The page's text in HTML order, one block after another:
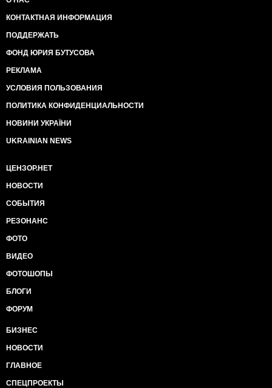
КОНТАКТНАЯ ИНФОРМАЦИЯ
ПОДДЕРЖАТЬ
ФОНД ЮРИЯ БУТУСОВА
РЕКЛАМА
УСЛОВИЯ ПОЛЬЗОВАНИЯ
ПОЛИТИКА КОНФИДЕНЦИАЛЬНОСТИ
НОВИНИ УКРАЇНИ
UKRAINIAN NEWS
ЦЕНЗОР.НЕТ
НОВОСТИ
СОБЫТИЯ
РЕЗОНАНС
ФОТО
ВИДЕО
ФОТОШОПЫ
БЛОГИ
ФОРУМ
БИЗНЕС
НОВОСТИ
ГЛАВНОЕ
СПЕЦПРОЕКТЫ